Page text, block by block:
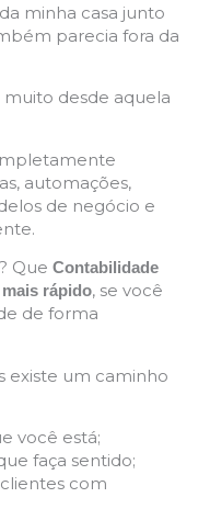
minha casa junto
parecia fora da
desde aquela
automações,
de negócio e
Que Contabilidade
rápido, se você
de forma
existe um caminho
você está;
faça sentido;
com